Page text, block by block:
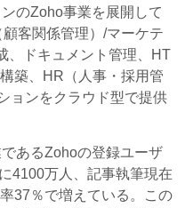
のZoho事業を展開して
客関係管理）/マーケテ
、ドキュメント管理、HT
築、HR（人事・採用管
ョンをクラウド型で提供
あるZohoの登録ユーザ
4100万人、記事執筆現在
37％で増えている。この